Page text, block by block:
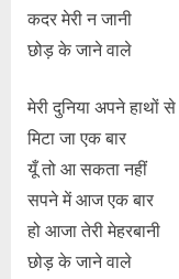
कदर मेरी न जानी
छोड़ के जाने वाले
मेरी दुनिया अपने हाथों से
मिटा जा एक बार
यूँ तो आ सकता नहीं
सपने में आज एक बार
हो आजा तेरी मेहरबानी
छोड़ के जाने वाले